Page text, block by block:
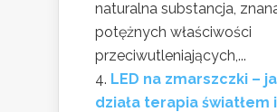
naturalna substancja,
potężnych właściwości
przeciwutleniających,...
LED na zmarszczki –
działa terapia światłem i